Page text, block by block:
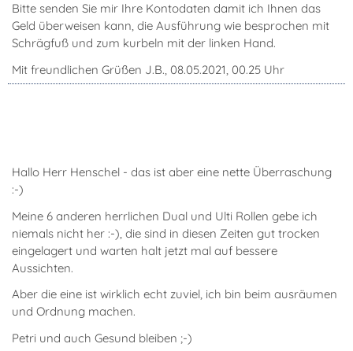
Bitte senden Sie mir Ihre Kontodaten damit ich Ihnen das
Geld überweisen kann, die Ausführung wie besprochen mit
Schrägfuß und zum kurbeln mit der linken Hand.
Mit freundlichen Grüßen J.B., 08.05.2021, 00.25 Uhr
Hallo Herr Henschel - das ist aber eine nette Überraschung
:-)
Meine 6 anderen herrlichen Dual und Ulti Rollen gebe ich
niemals nicht her :-), die sind in diesen Zeiten gut trocken
eingelagert und warten halt jetzt mal auf bessere
Aussichten.
Aber die eine ist wirklich echt zuviel, ich bin beim ausräumen
und Ordnung machen.
Petri und auch Gesund bleiben ;-)